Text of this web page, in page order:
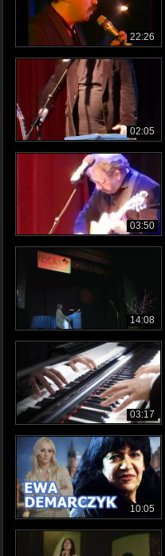
22:26
02:05
03:50
14:08
03:17
10:05